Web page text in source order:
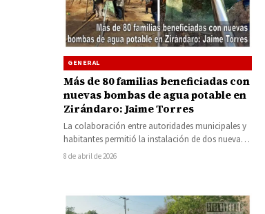
GENERAL
Más de 80 familias beneficiadas con
nuevas bombas de agua potable en
Zirándaro: Jaime Torres
La colaboración entre autoridades municipales y
habitantes permitió la instalación de dos nuevas
bombas para el suministro de agua potable…
8 de abril de 2026